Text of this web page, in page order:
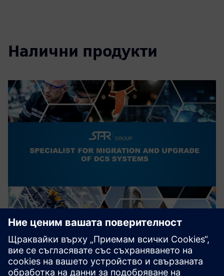
Налични продукти
Migration of outdated DCS to
SIMATIC PCS7/PCS neo